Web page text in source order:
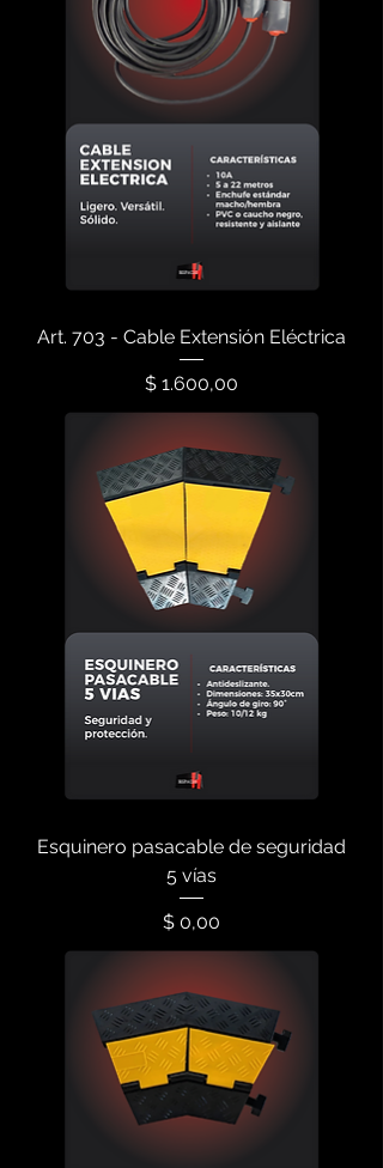
Art. 703 - Cable Extensión Eléctrica
Precio
$ 1.600,00
Esquinero pasacable de seguridad
5 vías
Precio
$ 0,00